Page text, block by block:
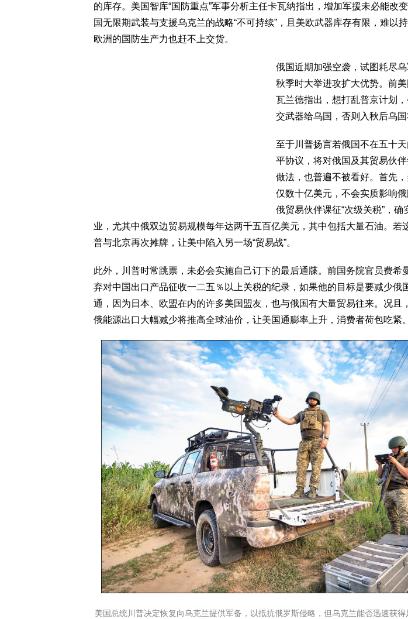
的库存。美国智库“国防重点”军事分析主任卡瓦纳指出，增加军援未必能改
国无限期武装与支援乌克兰的战略“不可持续”，且美欧武器库存有限，难以
欧洲的国防生产力也赶不上交货。
俄国近期加强空袭，试图耗尽
秋季时大举进攻扩大优势。前
瓦兰德指出，想打乱普京计划
交武器给乌国，否则入秋后乌国
至于川普扬言若俄国不在五十
平协议，将对俄国及其贸易伙
做法，也普遍不被看好。首先
仅数十亿美元，不会实质影响
俄贸易伙伴课征“次级关税”，
业，尤其中俄双边贸易规模每年达两千五百亿美元，其中包括大量石油。若
普与北京再次摊牌，让美中陷入另一场“贸易战”。
此外，川普时常跳票，未必会实施自己订下的最后通牒。前国务院官员费希
弃对中国出口产品征收一二五％以上关税的纪录，如果他的目标是要减少俄
通，因为日本、欧盟在内的许多美国盟友，也与俄国有大量贸易往来。况且
俄能源出口大幅减少将推高全球油价，让美国通膨率上升，消费者荷包吃紧。
美国总统川普决定恢复向乌克兰提供军备，以抵抗俄罗斯侵略，但乌克兰能否迅速获